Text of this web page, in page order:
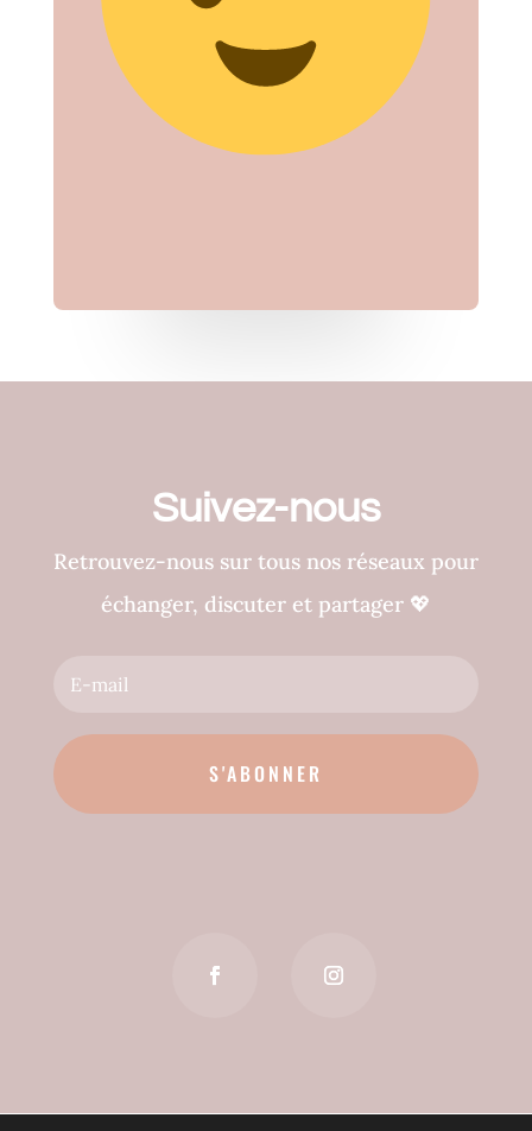
Suivez-nous
Retrouvez-nous sur tous nos réseaux pour
échanger, discuter et partager 💖
S'ABONNER